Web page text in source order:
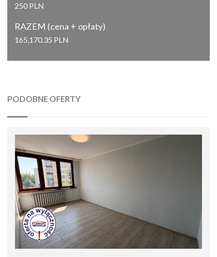
250 PLN
RAZEM (cena + opłaty)
165,170.35 PLN
PODOBNE OFERTY